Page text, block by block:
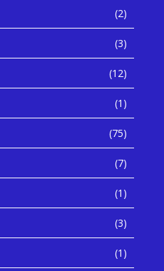
(2)
(3)
(12)
(1)
(75)
(7)
(1)
(3)
(1)